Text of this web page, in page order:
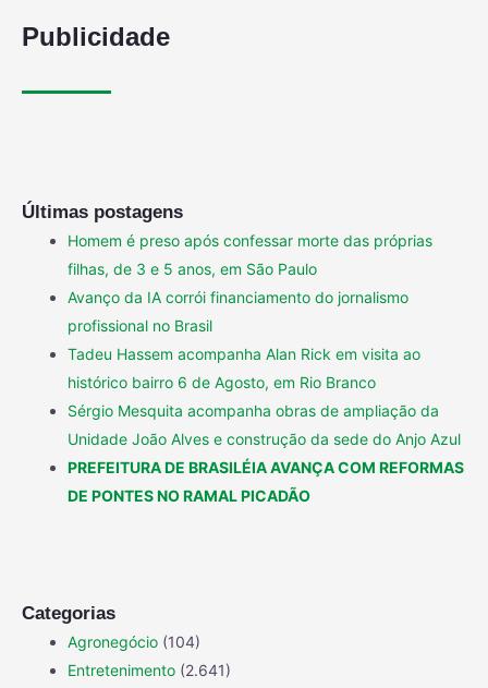
Publicidade
Últimas postagens
Homem é preso após confessar morte das próprias
filhas, de 3 e 5 anos, em São Paulo
Avanço da IA corrói financiamento do jornalismo
profissional no Brasil
Tadeu Hassem acompanha Alan Rick em visita ao
histórico bairro 6 de Agosto, em Rio Branco
Sérgio Mesquita acompanha obras de ampliação da
Unidade João Alves e construção da sede do Anjo Azul
PREFEITURA DE BRASILÉIA AVANÇA COM REFORMAS
DE PONTES NO RAMAL PICADÃO
Categorias
Agronegócio (104)
Entretenimento (2.641)